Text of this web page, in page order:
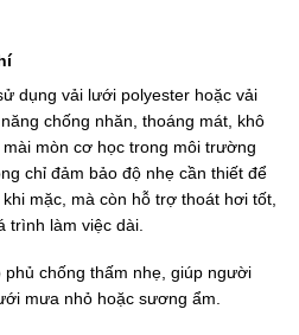
dụng vải lưới polyester hoặc vải
chống nhăn, thoáng mát, khô
mòn cơ học trong môi trường
chỉ đảm bảo độ nhẹ cần thiết để
mặc, mà còn hỗ trợ thoát hơi tốt,
trình làm việc dài.
chống thấm nhẹ, giúp người
mưa nhỏ hoặc sương ẩm.